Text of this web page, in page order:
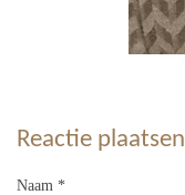
Reactie plaatsen
Naam *